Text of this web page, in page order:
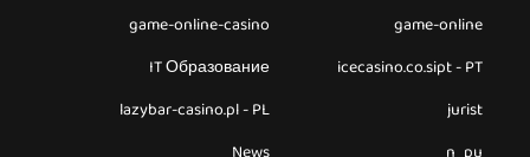
game-online
game-online-casino
icecasino.co.sipt - PT
IT Образование
jurist
lazybar-casino.pl - PL